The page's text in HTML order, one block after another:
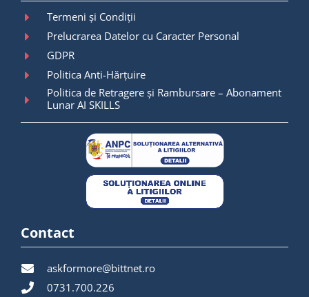
Termeni și Condiții
Prelucrarea Datelor cu Caracter Personal
GDPR
Politica Anti-Hărțuire
Politica de Retragere și Rambursare – Abonament
Lunar AI SKILLS
Contact
askformore@bittnet.ro
0731.700.226